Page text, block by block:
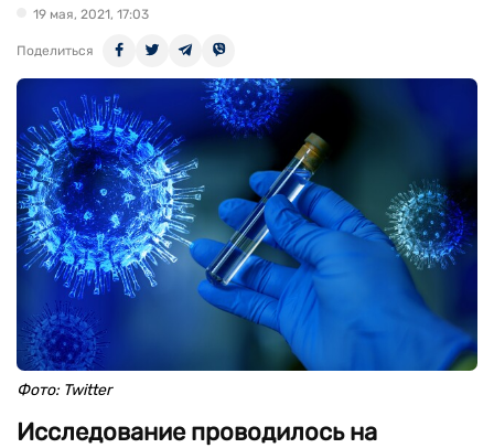
19 мая, 2021, 17:03
Поделиться
Фото: Twitter
Исследование проводилось на